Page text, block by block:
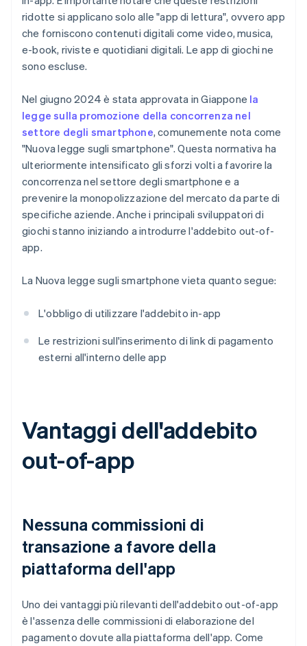
ridotte si applicano solo alle "app di lettura", ovvero app
che forniscono contenuti digitali come video, musica,
e-book, riviste e quotidiani digitali. Le app di giochi ne
sono escluse.
Nel giugno 2024 è stata approvata in Giappone la
legge sulla promozione della concorrenza nel
settore degli smartphone, comunemente nota come
"Nuova legge sugli smartphone". Questa normativa ha
ulteriormente intensificato gli sforzi volti a favorire la
concorrenza nel settore degli smartphone e a
prevenire la monopolizzazione del mercato da parte di
specifiche aziende. Anche i principali sviluppatori di
giochi stanno iniziando a introdurre l'addebito out-of-
app.
La Nuova legge sugli smartphone vieta quanto segue:
L'obbligo di utilizzare l'addebito in-app
Le restrizioni sull'inserimento di link di pagamento
esterni all'interno delle app
Vantaggi dell'addebito
out-of-app
Nessuna commissioni di
transazione a favore della
piattaforma dell'app
Uno dei vantaggi più rilevanti dell'addebito out-of-app
è l'assenza delle commissioni di elaborazione del
pagamento dovute alla piattaforma dell'app. Come